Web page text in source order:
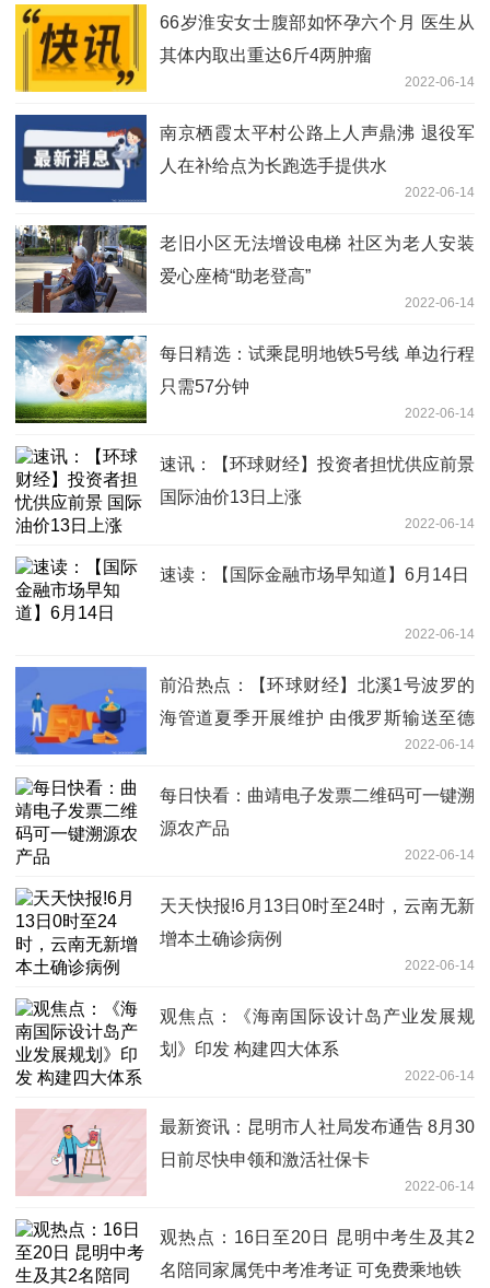
66岁淮安女士腹部如怀孕六个月 医生从
其体内取出重达6斤4两肿瘤
2022-06-14
南京栖霞太平村公路上人声鼎沸 退役军
人在补给点为长跑选手提供水
2022-06-14
老旧小区无法增设电梯 社区为老人安装
爱心座椅“助老登高”
2022-06-14
每日精选：试乘昆明地铁5号线 单边行程
只需57分钟
2022-06-14
速讯：【环球财经】投资者担忧供应前景
国际油价13日上涨
2022-06-14
速读：【国际金融市场早知道】6月14日
2022-06-14
前沿热点：【环球财经】北溪1号波罗的
海管道夏季开展维护 由俄罗斯输送至德
2022-06-14
每日快看：曲靖电子发票二维码可一键溯
源农产品
2022-06-14
天天快报!6月13日0时至24时，云南无新
增本土确诊病例
2022-06-14
观焦点：《海南国际设计岛产业发展规
划》印发 构建四大体系
2022-06-14
最新资讯：昆明市人社局发布通告 8月30
日前尽快申领和激活社保卡
2022-06-14
观热点：16日至20日 昆明中考生及其2
名陪同家属凭中考准考证 可免费乘地铁